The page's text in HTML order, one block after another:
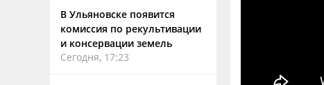
В Ульяновске появится
комиссия по рекультивации
и консервации земель
Сегодня, 17:23